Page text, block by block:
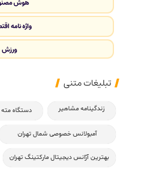
هوش
واژه نامه
ورزش
تبلیغات متنی
زندگینامه مشاهیر دستگاه
آمبولانس خصوصی شمال تهران
بهترین آژانس دیجیتال مارکتینگ تهران